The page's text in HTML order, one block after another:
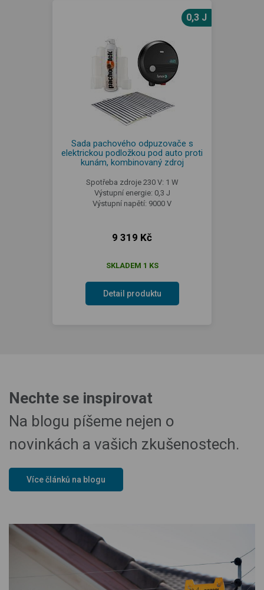
0,3 J
Sada pachového odpuzovače s
elektrickou podložkou pod auto proti
kunám, kombinovaný zdroj
Spotřeba zdroje 230 V: 1 W
Výstupní energie: 0,3 J
Výstupní napětí: 9000 V
9 319 Kč
SKLADEM 1 KS
Detail produktu
Nechte se inspirovat
Na blogu píšeme nejen o
novinkách a vašich zkušenostech.
Více článků na blogu